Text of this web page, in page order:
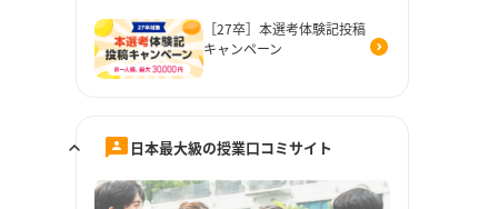
［27卒］本選考体験記投稿
キャンペーン
日本最大級の授業口コミサイト